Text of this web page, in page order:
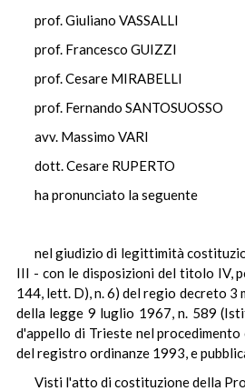
prof. Giuliano VASSALLI
prof. Francesco GUIZZI
prof. Cesare MIRABELLI
prof. Fernando SANTOSUOSSO
avv. Massimo VARI
dott. Cesare RUPERTO
ha pronunciato la seguente
nel giudizio di legittimità
III - con le disposizioni del titolo IV,
144, lett. D), n. 6) del regio decreto 3
della legge 9 luglio 1967, n. 589
d'appello di Trieste nel
del registro ordinanze 1993, e
Visti l'atto di costituzione della